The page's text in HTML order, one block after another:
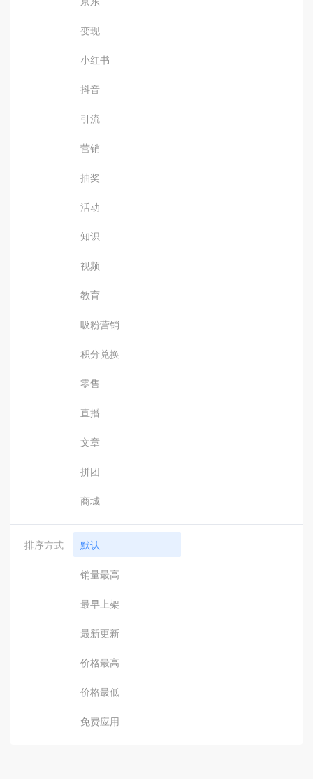
变现
小红书
抖音
引流
营销
抽奖
活动
知识
视频
教育
吸粉营销
积分兑换
零售
直播
文章
拼团
商城
排序方式 默认
销量最高
最早上架
最新更新
价格最高
价格最低
免费应用